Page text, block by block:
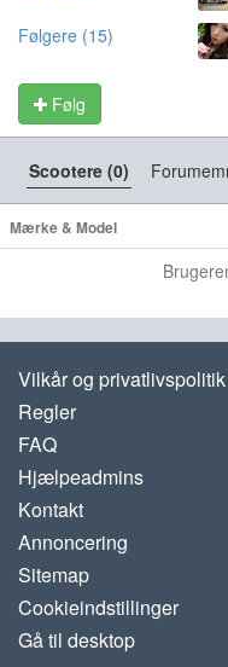
Følgere (15)
Følg
Scootere (0)
Mærke & Model
Vilkår og privatlivspolitik
Regler
FAQ
Hjælpeadmins
Kontakt
Annoncering
Sitemap
Cookieindstillinger
Gå til desktop